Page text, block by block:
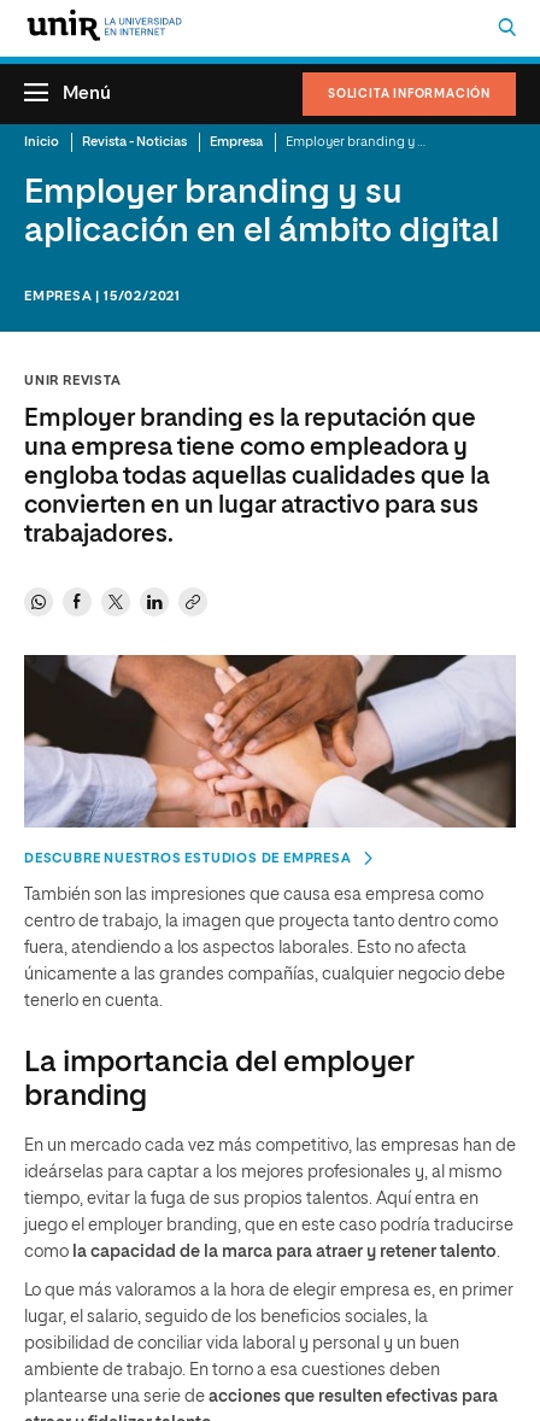
SOLICITA INFORMACIÓN
Menú
Inicio Revista - Noticias Empresa
Employer branding y su
aplicación en el ámbito digital
EMPRESA | 15/02/2021
UNIR REVISTA
Employer branding es la reputación que
una empresa tiene como empleadora y
engloba todas aquellas cualidades que la
convierten en un lugar atractivo para sus
trabajadores.
DESCUBRE NUESTROS ESTUDIOS DE EMPRESA
También son las impresiones que causa esa empresa como
centro de trabajo, la imagen que proyecta tanto dentro como
fuera, atendiendo a los aspectos laborales. Esto no afecta
únicamente a las grandes compañías, cualquier negocio debe
tenerlo en cuenta.
La importancia del employer
branding
En un mercado cada vez más competitivo, las empresas han de
ideárselas para captar a los mejores profesionales y, al mismo
tiempo, evitar la fuga de sus propios talentos. Aquí entra en
juego el employer branding, que en este caso podría traducirse
como la capacidad de la marca para atraer y retener talento
Lo que más valoramos a la hora de elegir empresa es, en primer
lugar, el salario, seguido de los beneficios sociales, la
posibilidad de conciliar vida laboral y personal y un buen
ambiente de trabajo. En torno a esa cuestiones deben
plantearse una serie de acciones que resulten efectivas para